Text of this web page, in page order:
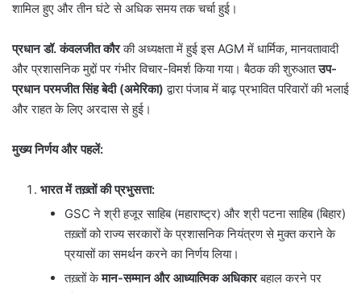
शामिल हुए और तीन घंटे से अधिक समय तक चर्चा हुई।
प्रधान डॉ. कंवलजीत कौरकी अध्यक्षता में हुई इस AGM में धार्मिक, मानवतावादी
और प्रशासनिक मुद्दों पर गंभीर विचार-विमर्श किया गया। बैठक की शुरुआतउप-
प्रधान परमजीत सिंह बेदी (अमेरिका) द्वारा पंजाब में बाढ़ प्रभावित परिवारों की भलाई
और राहत के लिए अरदास से हुई।
मुख्य निर्णय और पहलें:
भारत में तख़्तों की प्रभुसत्ता:
GSC ने श्री हजूर साहिब (महाराष्ट्र) और श्री पटना साहिब (बिहार)
तख़्तों को राज्य सरकारों के प्रशासनिक नियंत्रण से मुक्त कराने के
प्रयासों का समर्थन करने का निर्णय लिया।
तख़्तों केमान-सम्मान और आध्यात्मिक अधिकारबहाल करने पर